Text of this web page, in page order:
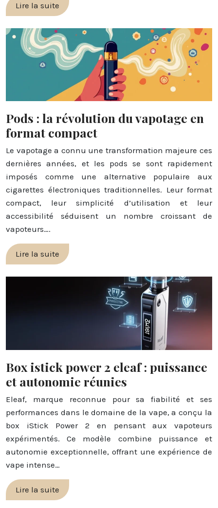
Lire la suite
Pods : la révolution du vapotage en
format compact
Le vapotage a connu une transformation majeure ces
dernières années, et les pods se sont rapidement
imposés comme une alternative populaire aux
cigarettes électroniques traditionnelles. Leur format
compact, leur simplicité d’utilisation et leur
accessibilité séduisent un nombre croissant de
vapoteurs….
Lire la suite
Box istick power 2 eleaf : puissance
et autonomie réunies
Eleaf, marque reconnue pour sa fiabilité et ses
performances dans le domaine de la vape, a conçu la
box iStick Power 2 en pensant aux vapoteurs
expérimentés. Ce modèle combine puissance et
autonomie exceptionnelle, offrant une expérience de
vape intense…
Lire la suite